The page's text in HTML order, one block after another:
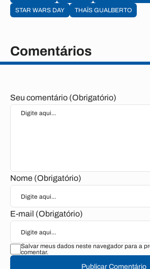
STAR WARS DAY
THAÏS GUALBERTO
Comentários
Seu comentário (Obrigatório)
Nome (Obrigatório)
E-mail (Obrigatório)
Salvar meus dados neste navegador para a
comentar.
Publicar Comentário